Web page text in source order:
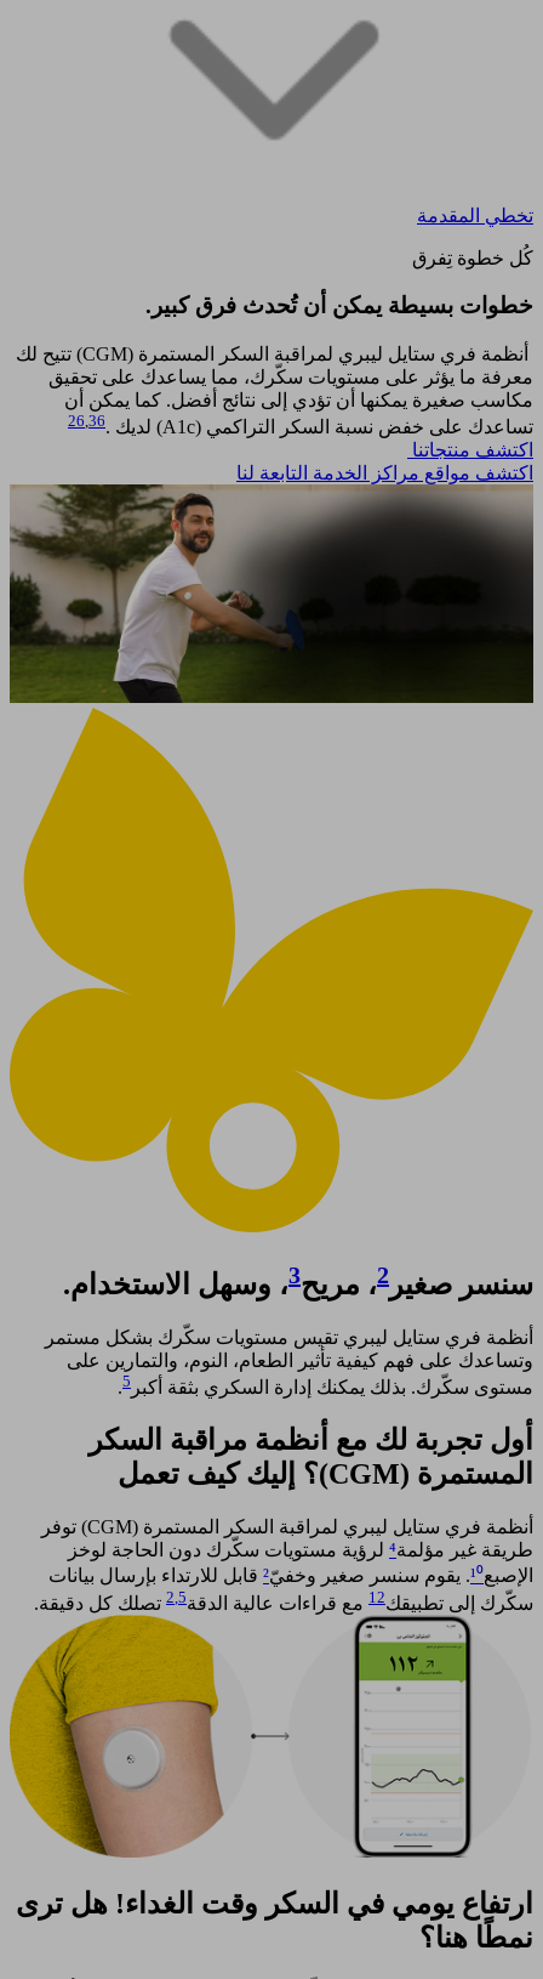
تخطي المقدمة
كُل خطوة تِفرق
خطوات بسيطة يمكن أن تُحدث فرق كبير.​
أنظمة فري ستايل ليبري لمراقبة السكر المستمرة (CGM) تتيح لك
معرفة ما يؤثر على مستويات سكّرك، مما يساعدك على تحقيق
مكاسب صغيرة يمكنها أن تؤدي إلى نتائج أفضل. كما يمكن أن
تساعدك على خفض نسبة السكر التراكمي (A1c) لديك .
26 36
اكتشف منتجاتنا
اكتشف مواقع مراكز الخدمة التابعة لنا​
سنسر صغير 2، مريح3، وسهل الاستخدام.
أنظمة فري ستايل ليبري تقيس مستويات سكّرك بشكل مستمر
وتساعدك على فهم كيفية تأثير الطعام، النوم، والتمارين على
مستوى سكّرك. بذلك يمكنك إدارة السكري بثقة أكبر 5
. ​
أول تجربة لك مع أنظمة مراقبة السكر
المستمرة (CGM)؟ إليك كيف تعمل​
أنظمة فري ستايل ليبري لمراقبة السكر المستمرة (CGM) توفر
طريقة غير مؤلمة⁴ لرؤية مستويات سكّرك دون الحاجة لوخز
الإصبع¹⁰. يقوم سنسر صغير وخفيّ² قابل للارتداء بإرسال بيانات
سكّرك إلى تطبيقك12 مع قراءات عالية الدقة 2,5 تصلك كل دقيقة.​
ارتفاع يومي في السكر وقت الغداء! هل ترى
نمطًا هنا؟